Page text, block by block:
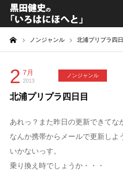
ノンジャンル 北浦プリプラ四
2 7月
2013
ノンジャンル
北浦プリプラ四日目
あれっ？また昨日の更新できてな
なんか携帯からメールで更新しよ
いかないっす。
乗り換え時でしょうか・・・
黒田健史プロフィール
カテゴリ一覧
喫茶KURODA
YouTube｜Kuro channel
メディア出演